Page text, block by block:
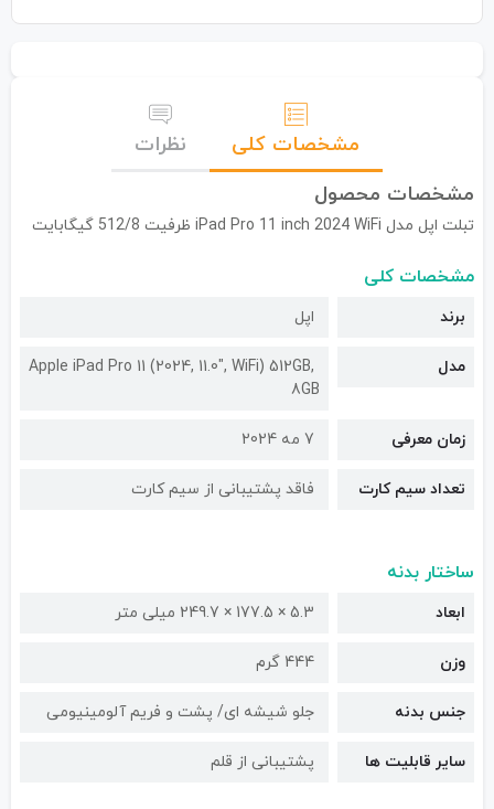
مشخصات کلی
نظرات
مشخصات محصول
تبلت اپل مدل iPad Pro 11 inch 2024 WiFi ظرفیت 512/8 گیگابایت
مشخصات کلی
برند اپل
مدل
Apple iPad Pro 11 (2024, 11.0", WiFi) 512GB,
8GB
زمان معرفی 7 مه 2024
تعداد سیم کارت فاقد پشتیبانی از سیم کارت
ساختار بدنه
ابعاد 5.3 × 177.5 × 249.7 میلی متر
وزن 444 گرم
جنس بدنه جلو شیشه ای/ پشت و فریم آلومینیومی
سایر قابلیت ها پشتیبانی از قلم